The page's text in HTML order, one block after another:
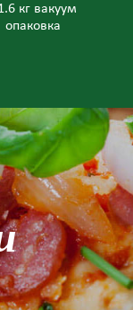
кг вакуум
опаковка